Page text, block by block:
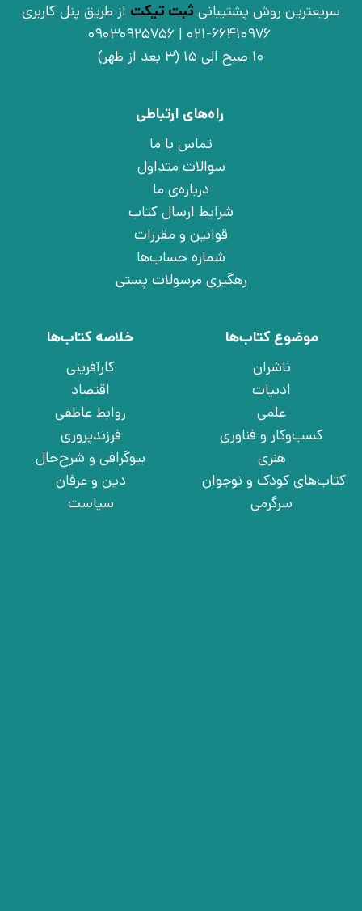
سریعترین روش پشتیبانی ثبت تیکت از طریق پنل کاربری
021-66410976 | 09030925756
10 صبح الی 15 (3 بعد از ظهر)
راه‌های ارتباطی
تماس با ما
سوالات متداول
درباره‌ی ما
شرایط ارسال کتاب
قوانین و مقررات
شماره حساب‌ها
رهگیری مرسولات پستی
موضوع کتاب‌ها
ناشران
ادبیات
علمی
کسب‌وکار و فناوری
هنری
کتاب‌های کودک و نوجوان
سرگرمی
خلاصه کتاب‌ها
کارآفرینی
اقتصاد
روابط عاطفی
فرزندپروری
بیوگرافی و شرح‌حال
دین و عرفان
سیاست